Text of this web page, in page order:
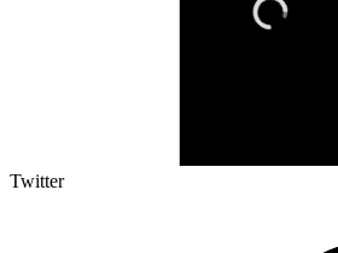
Twitter